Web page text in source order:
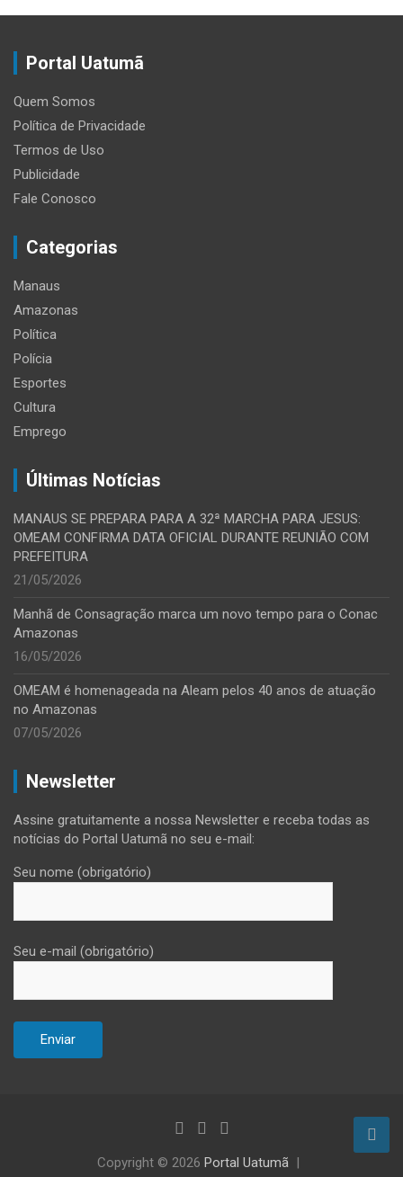
Portal Uatumã
Quem Somos
Política de Privacidade
Termos de Uso
Publicidade
Fale Conosco
Categorias
Manaus
Amazonas
Política
Polícia
Esportes
Cultura
Emprego
Últimas Notícias
MANAUS SE PREPARA PARA A 32ª MARCHA PARA JESUS:
OMEAM CONFIRMA DATA OFICIAL DURANTE REUNIÃO COM
PREFEITURA
21/05/2026
Manhã de Consagração marca um novo tempo para o Conac
Amazonas
16/05/2026
OMEAM é homenageada na Aleam pelos 40 anos de atuação
no Amazonas
07/05/2026
Newsletter
Assine gratuitamente a nossa Newsletter e receba todas as
notícias do Portal Uatumã no seu e-mail:
Seu nome (obrigatório)
Seu e-mail (obrigatório)
Copyright © 2026 Portal Uatumã